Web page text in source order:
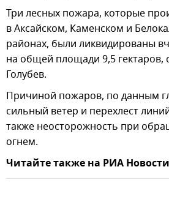
Три лесных пожара, которые
в Аксайском, Каменском и
районах, были ликвидированы
на общей площади 9,5
Голубев.
Причиной пожаров, по данным
сильный ветер и перехлест
также неосторожность при
огнем.
Читайте также на РИА